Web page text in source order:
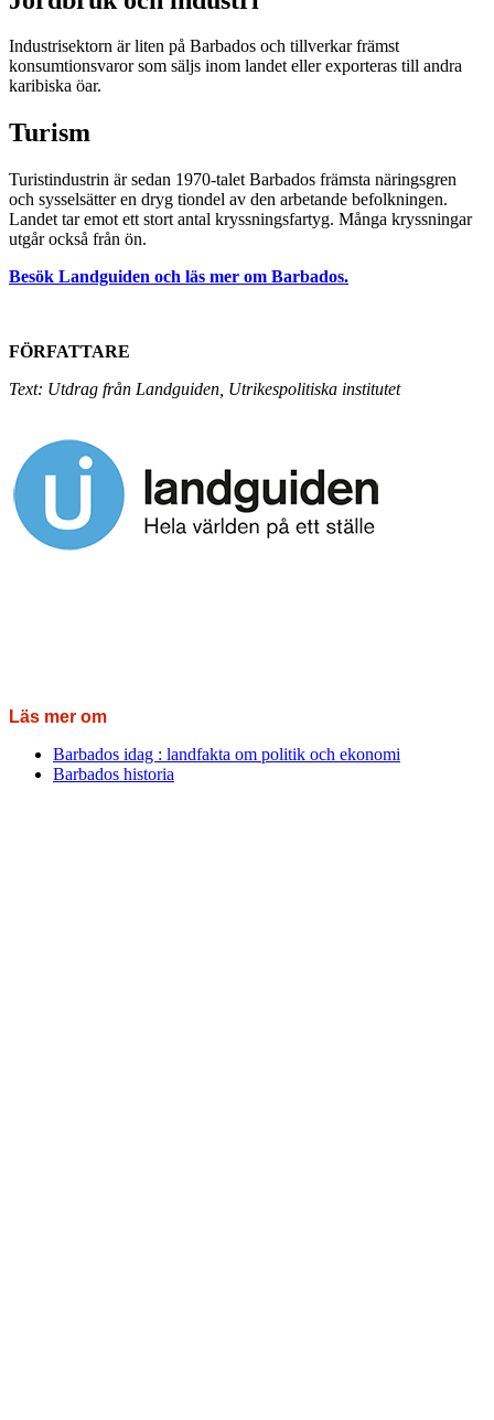
Industrisektorn är liten på Barbados och tillverkar främst
konsumtionsvaror som säljs inom landet eller exporteras till andra
karibiska öar.
Turism
Turistindustrin är sedan 1970-talet Barbados främsta näringsgren
och sysselsätter en dryg tiondel av den arbetande befolkningen.
Landet tar emot ett stort antal kryssningsfartyg. Många kryssningar
utgår också från ön.
Besök Landguiden och läs mer om Barbados.
FÖRFATTARE
Text: Utdrag från Landguiden, Utrikespolitiska institutet
Läs mer om
Barbados idag : landfakta om politik och ekonomi
Barbados historia